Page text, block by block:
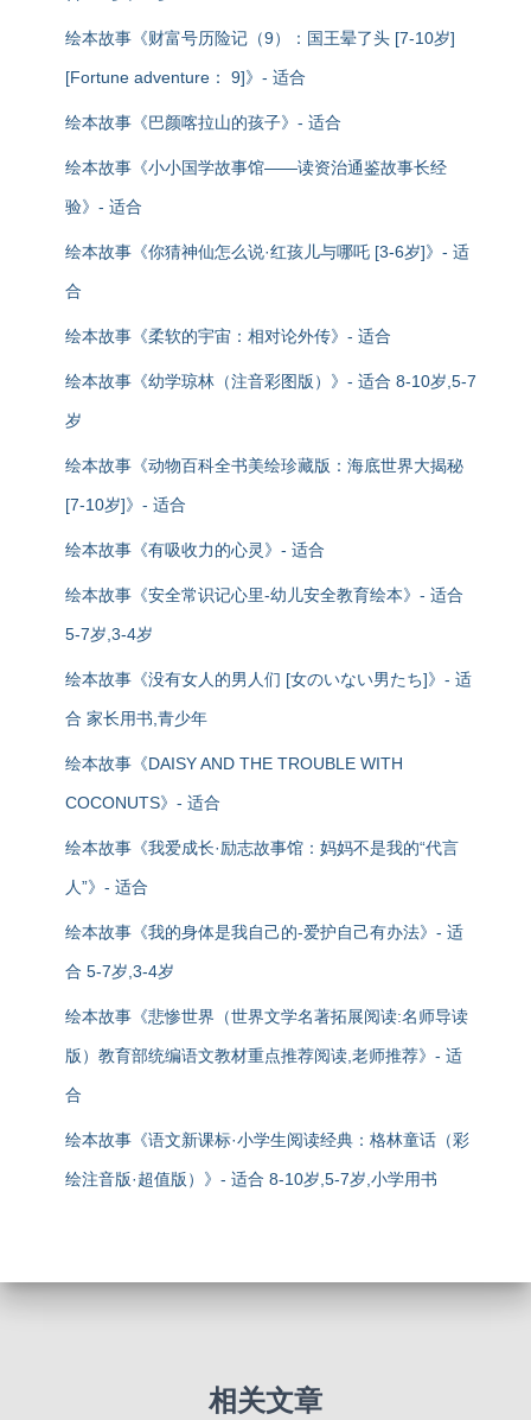
绘本故事《财富号历险记（9）：国王晕了头 [7-10岁]
[Fortune adventure： 9]》- 适合
绘本故事《巴颜喀拉山的孩子》- 适合
绘本故事《小小国学故事馆——读资治通鉴故事长经
验》- 适合
绘本故事《你猜神仙怎么说·红孩儿与哪吒 [3-6岁]》- 适
合
绘本故事《柔软的宇宙：相对论外传》- 适合
绘本故事《幼学琼林（注音彩图版）》- 适合 8-10岁,5-7
岁
绘本故事《动物百科全书美绘珍藏版：海底世界大揭秘
[7-10岁]》- 适合
绘本故事《有吸收力的心灵》- 适合
绘本故事《安全常识记心里-幼儿安全教育绘本》- 适合
5-7岁,3-4岁
绘本故事《没有女人的男人们 [女のいない男たち]》- 适
合 家长用书,青少年
绘本故事《DAISY AND THE TROUBLE WITH
COCONUTS》- 适合
绘本故事《我爱成长·励志故事馆：妈妈不是我的“代言
人”》- 适合
绘本故事《我的身体是我自己的-爱护自己有办法》- 适
合 5-7岁,3-4岁
绘本故事《悲惨世界（世界文学名著拓展阅读:名师导读
版）教育部统编语文教材重点推荐阅读,老师推荐》- 适
合
绘本故事《语文新课标·小学生阅读经典：格林童话（彩
绘注音版·超值版）》- 适合 8-10岁,5-7岁,小学用书
相关文章